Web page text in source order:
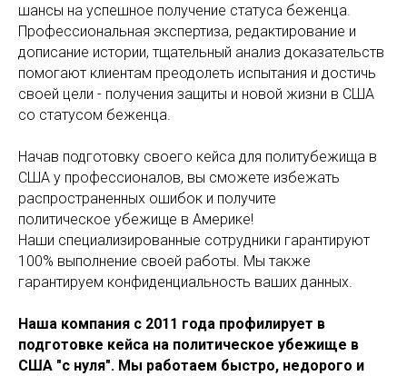
шансы на успешное получение статуса беженца.
Профессиональная экспертиза, редактирование и
дописание истории, тщательный анализ доказательств
помогают клиентам преодолеть испытания и достичь
своей цели - получения защиты и новой жизни в США
со статусом беженца.
Начав подготовку своего кейса для политубежища в
США у профессионалов, вы сможете избежать
распространенных ошибок и получите
политическое убежище в Америке!
Наши специализированные сотрудники гарантируют
100% выполнение своей работы. Мы также
гарантируем конфиденциальность ваших данных.
Наша компания с 2011 года профилирует в
подготовке кейса на политическое убежище в
США "с нуля". Мы работаем быстро, недорого и